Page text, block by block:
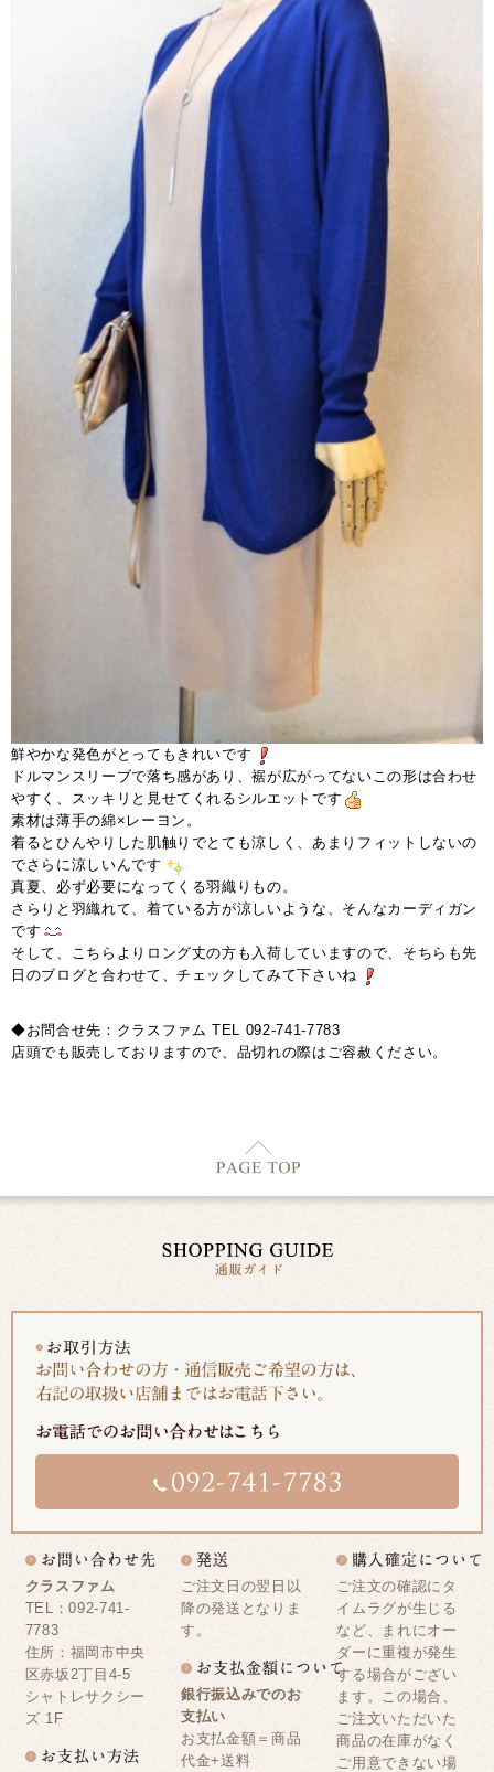
鮮やかな発色がとってもきれいです
ドルマンスリーブで落ち感があり、裾が広がってないこの形は合わせ
やすく、スッキリと見せてくれるシルエットです
素材は薄手の綿×レーヨン。
着るとひんやりした肌触りでとても涼しく、あまりフィットしないの
でさらに涼しいんです
真夏、必ず必要になってくる羽織りもの。
さらりと羽織れて、着ている方が涼しいような、そんなカーディガン
です
そして、こちらよりロング丈の方も入荷していますので、そちらも先
日のブログと合わせて、チェックしてみて下さいね
◆お問合せ先：クラスファム TEL 092-741-7783
店頭でも販売しておりますので、品切れの際はご容赦ください。
クラスファム
TEL：092-741-
7783
住所：福岡市中央
区赤坂2丁目4-5
シャトレサクシー
ズ 1F
ご注文日の翌日以
降の発送となりま
す。
銀行振込みでのお
支払い
お支払金額＝商品
代金+送料
ご注文の確認にタ
イムラグが生じる
など、まれにオー
ダーに重複が発生
する場合がござい
ます。この場合、
ご注文いただいた
商品の在庫がなく
ご用意できない場